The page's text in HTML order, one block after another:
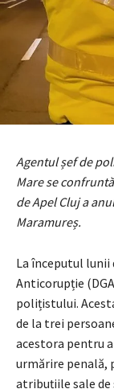
Agentul șef de
Mare se
de Apel Cluj a
Maramureș.
La începutul lunii
Anticorupție
polițistului.
de la trei
acestora pentru
urmărire penală,
atribuțiile sale de